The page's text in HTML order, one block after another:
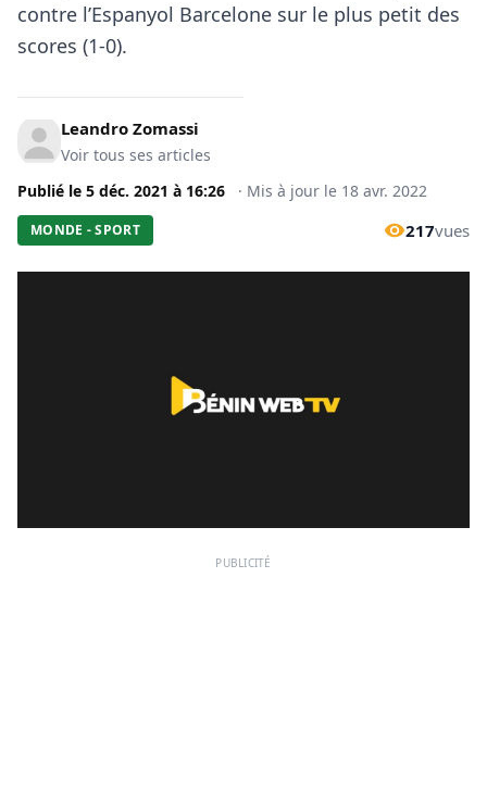
contre l’Espanyol Barcelone sur le plus petit des
scores (1-0).
Leandro Zomassi
Voir tous ses articles
Publié le 5 déc. 2021 à 16:26 · Mis à jour le 18 avr. 2022
MONDE - SPORT 217vues
PUBLICITÉ